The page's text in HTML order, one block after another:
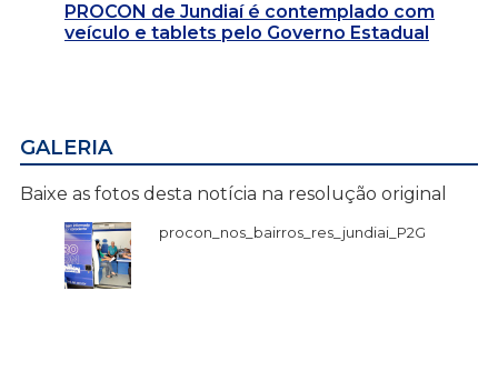
PROCON de Jundiaí é contemplado com
veículo e tablets pelo Governo Estadual
GALERIA
Baixe as fotos desta notícia na resolução original
procon_nos_bairros_res_jundiai_P2G